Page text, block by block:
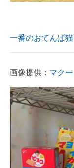
一番のおてんば
画像提供： マク